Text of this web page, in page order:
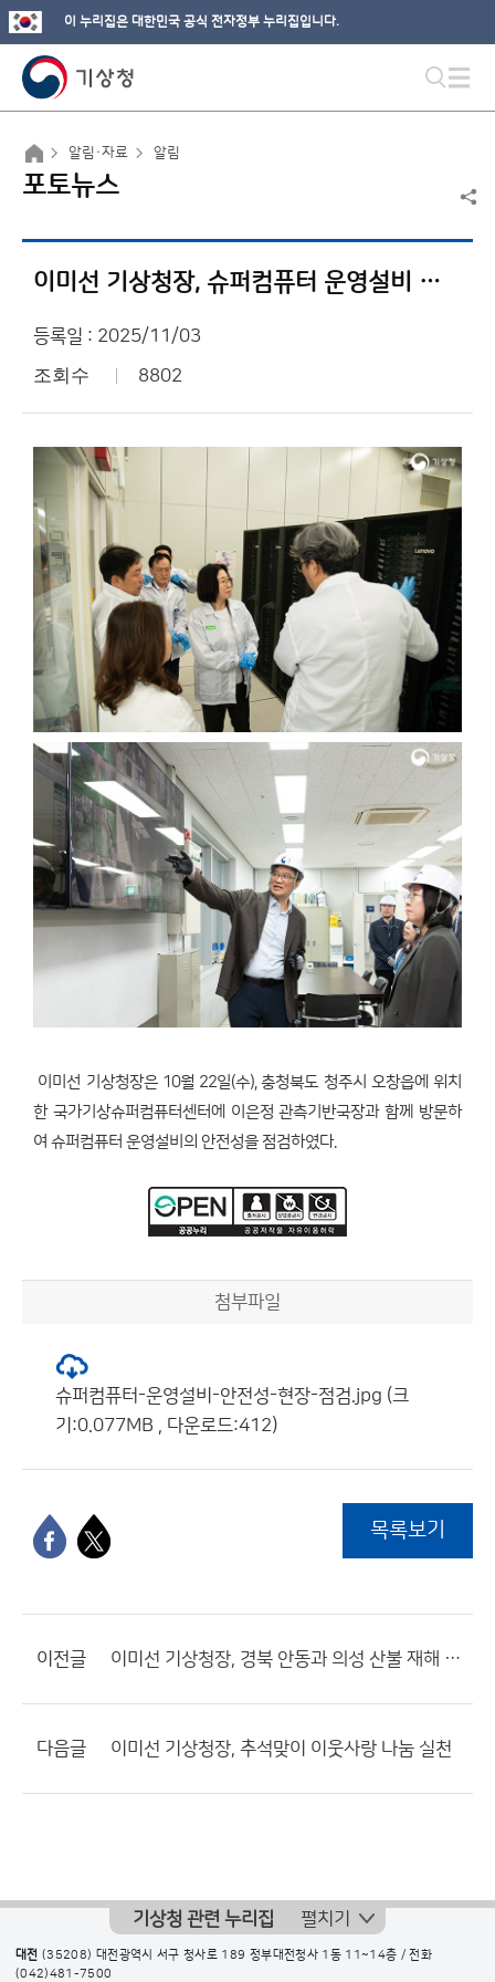
이 누리집은 대한민국 공식 전자정부 누리집입니다.
알림·자료 알림
포토뉴스
이미선 기상청장, 슈퍼컴퓨터 운영설비 안전성 현장 점검
등록일 : 2025/11/03
조회수 8802
이미선 기상청장은 10월 22일(수), 충청북도 청주시 오창읍에 위치
한 국가기상슈퍼컴퓨터센터에 이은정 관측기반국장과 함께 방문하
여 슈퍼컴퓨터 운영설비의 안전성을 점검하였다.
첨부파일
슈퍼컴퓨터-운영설비-안전성-현장-점검.jpg (크
기:0.077MB , 다운로드:412)
목록보기
이전글 이미선 기상청장, 경북 안동과 의성 산불 재해 현장 방문
다음글 이미선 기상청장, 추석맞이 이웃사랑 나눔 실천
기상청 관련 누리집 펼치기
대전 (35208) 대전광역시 서구 청사로 189 정부대전청사 1동 11~14층 / 전화
(042)481-7500